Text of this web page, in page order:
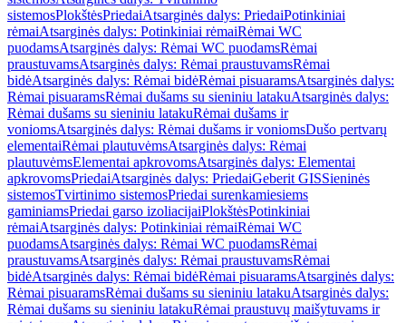
sistemosPlokštėsPriedaiAtsarginės dalys: PriedaiPotinkiniai
rėmaiAtsarginės dalys: Potinkiniai rėmaiRėmai WC
puodamsAtsarginės dalys: Rėmai WC puodamsRėmai
praustuvamsAtsarginės dalys: Rėmai praustuvamsRėmai
bidėAtsarginės dalys: Rėmai bidėRėmai pisuaramsAtsarginės dalys:
Rėmai pisuaramsRėmai dušams su sieniniu latakuAtsarginės dalys:
Rėmai dušams su sieniniu latakuRėmai dušams ir
voniomsAtsarginės dalys: Rėmai dušams ir voniomsDušo pertvarų
elementaiRėmai plautuvėmsAtsarginės dalys: Rėmai
plautuvėmsElementai apkrovomsAtsarginės dalys: Elementai
apkrovomsPriedaiAtsarginės dalys: PriedaiGeberit GISSieninės
sistemosTvirtinimo sistemosPriedai surenkamiesiems
gaminiamsPriedai garso izoliacijaiPlokštėsPotinkiniai
rėmaiAtsarginės dalys: Potinkiniai rėmaiRėmai WC
puodamsAtsarginės dalys: Rėmai WC puodamsRėmai
praustuvamsAtsarginės dalys: Rėmai praustuvamsRėmai
bidėAtsarginės dalys: Rėmai bidėRėmai pisuaramsAtsarginės dalys:
Rėmai pisuaramsRėmai dušams su sieniniu latakuAtsarginės dalys:
Rėmai dušams su sieniniu latakuRėmai praustuvų maišytuvams ir